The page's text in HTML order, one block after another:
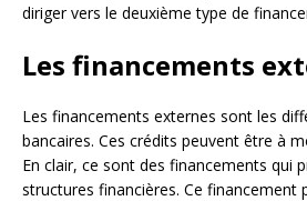
diriger vers le deuxième type de
Les financements
Les financements externes sont les
bancaires. Ces crédits peuvent être à
En clair, ce sont des financements qui
structures financières. Ce financement